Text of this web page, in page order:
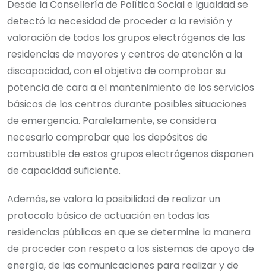
Desde la Consellería de Política Social e Igualdad se
detectó la necesidad de proceder a la revisión y
valoración de todos los grupos electrógenos de las
residencias de mayores y centros de atención a la
discapacidad, con el objetivo de comprobar su
potencia de cara a el mantenimiento de los servicios
básicos de los centros durante posibles situaciones
de emergencia. Paralelamente, se considera
necesario comprobar que los depósitos de
combustible de estos grupos electrógenos disponen
de capacidad suficiente.
Además, se valora la posibilidad de realizar un
protocolo básico de actuación en todas las
residencias públicas en que se determine la manera
de proceder con respeto a los sistemas de apoyo de
energía, de las comunicaciones para realizar y de